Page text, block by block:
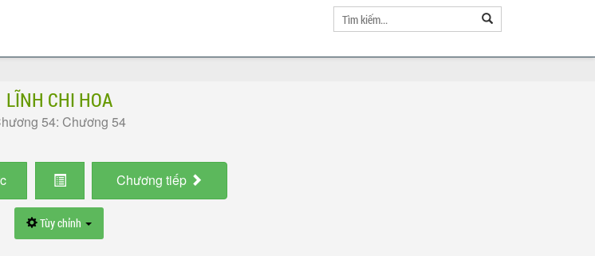
LĨNH CHI HOA
54: Chương 54
Chương tiếp
Tùy chỉnh